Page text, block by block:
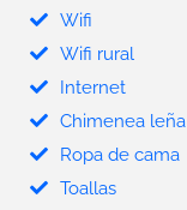
Wifi
Wifi rural
Internet
Chimenea leña
Ropa de cama
Toallas